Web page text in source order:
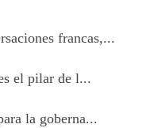
francas,...
el pilar de l...
la goberna...